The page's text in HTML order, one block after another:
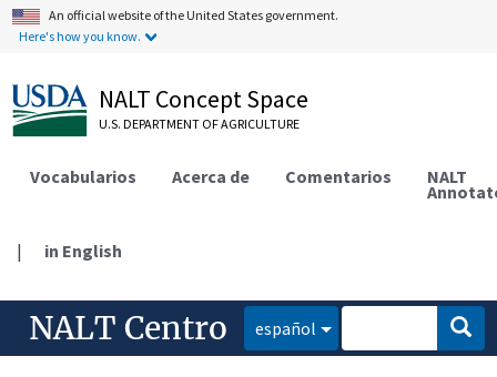
An official website of the United States government.
Here's how you know.
NALT Concept Space
U.S. DEPARTMENT OF AGRICULTURE
Vocabularios Acerca de Comentarios NALT
| in English
NALT Centro español